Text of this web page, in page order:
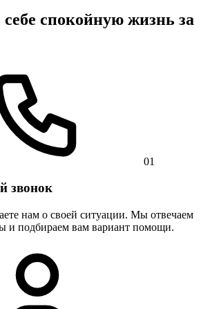
спокойную жизнь за
01
звонок
нам о своей ситуации. Мы отвечаем
и подбираем вам вариант помощи.